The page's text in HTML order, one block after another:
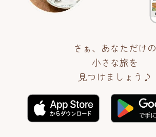
さぁ、あなただけの
小さな旅を
見つけましょう♪